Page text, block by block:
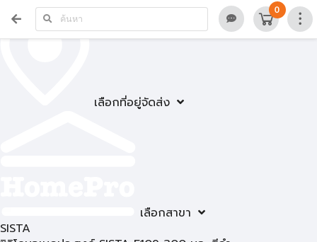
เลือกที่อยู่จัดส่ง
เลือกสาขา
0
SISTA